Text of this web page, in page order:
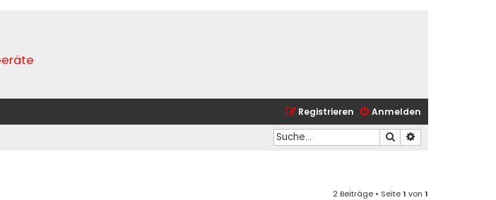
Anmelden
Registrieren
Suche
2 Beiträge • Seite1 von 1